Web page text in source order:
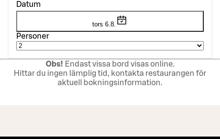
Datum
tors 6.8.
Personer
Obs! Endast vissa bord visas online.
Hittar du ingen lämplig tid, kontakta restaurangen för
aktuell bokningsinformation.